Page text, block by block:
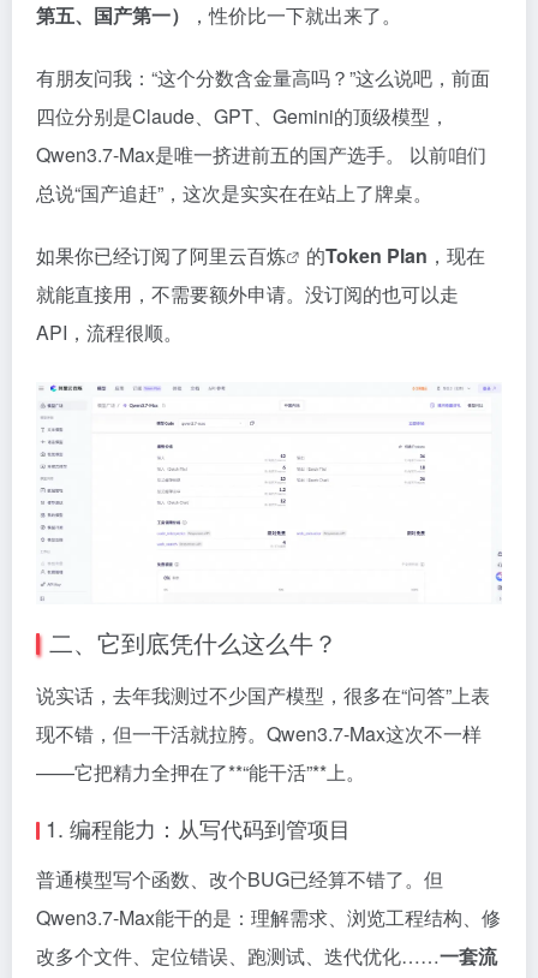
第五、国产第一）
，性价比一下就出来了。
有朋友问我：“这个分数含金量高吗？”这么说吧，前面
四位分别是Claude、GPT、Gemini的顶级模型，
Qwen3.7-Max是唯一挤进前五的国产选手。 以前咱们
总说“国产追赶”，这次是实实在在站上了牌桌。
如果你已经订阅了阿里云百炼 的Token Plan ，现在
就能直接用，不需要额外申请。没订阅的也可以走
API，流程很顺。
二、它到底凭什么这么牛？
说实话，去年我测过不少国产模型，很多在“问答”上表
现不错，但一干活就拉胯。Qwen3.7-Max这次不一样
——它把精力全押在了**“能干活”**上。
1. 编程能力：从写代码到管项目
普通模型写个函数、改个BUG已经算不错了。但
Qwen3.7-Max能干的是：理解需求、浏览工程结构、修
改多个文件、定位错误、跑测试、迭代优化……一套流